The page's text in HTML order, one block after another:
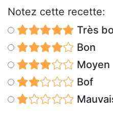
Notez cette recette:
Très
Bon
Moyen
Bof